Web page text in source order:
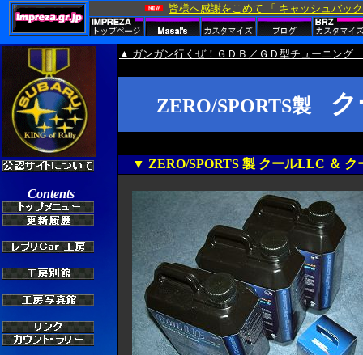
▲ ガンガン行くぜ！ＧＤＢ／ＧＤ型チューニン
ZERO/SPORTS製
▼ ZERO/SPORTS 製 クールLLC ＆ ク